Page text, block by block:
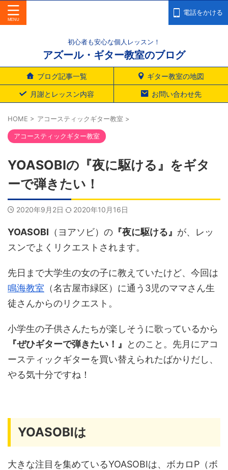
電話をかける
初心者も安心な個人レッスン！
アズール・ギター教室のブログ
ブログ記事一覧 ギター教室の地図
月謝とレッスン内容 お問い合わせ先
HOME > アコースティックギター教室 >
アコースティックギター教室
YOASOBIの『夜に駆ける』をギタ
ーで弾きたい！
2020年9月2日 2020年10月16日
YOASOBI （ヨアソビ）の 『夜に駆ける』 が、レッ
スンでよくリクエストされます。
先日まで大学生の女の子に教えていたけど、今回は
鳴海教室 （名古屋市緑区）に通う3児のママさん生
徒さんからのリクエスト。
小学生の子供さんたちが楽しそうに歌っているから
『ぜひギターで弾きたい！』
とのこと。先月にアコ
ースティックギターを買い替えられたばかりだし、
やる気十分ですね！
YOASOBIは
大きな注目を集めているYOASOBIは、ボカロP（ボ